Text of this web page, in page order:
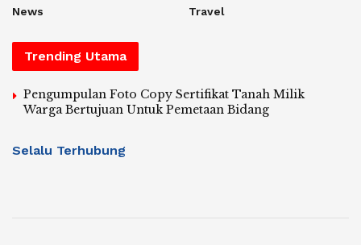
News
Travel
Trending Utama
Pengumpulan Foto Copy Sertifikat Tanah Milik
Warga Bertujuan Untuk Pemetaan Bidang
Selalu Terhubung